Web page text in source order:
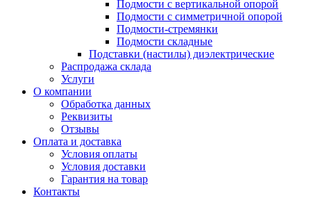
Подмости с вертикальной опорой
Подмости с симметричной опорой
Подмости-стремянки
Подмости складные
Подставки (настилы) диэлектрические
Распродажа склада
Услуги
О компании
Обработка данных
Реквизиты
Отзывы
Оплата и доставка
Условия оплаты
Условия доставки
Гарантия на товар
Контакты